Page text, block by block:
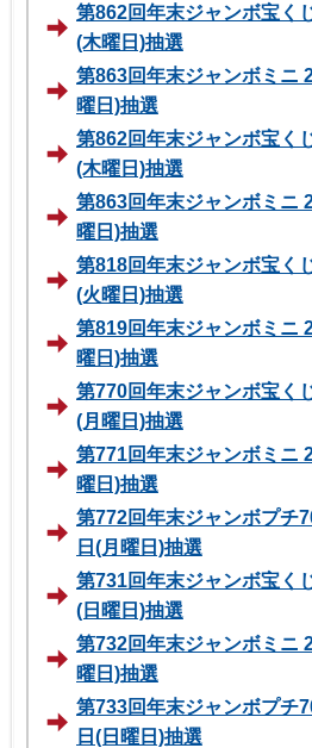
第862回年末ジャンボ宝く
(木曜日)抽選
第863回年末ジャンボミニ
曜日)抽選
第862回年末ジャンボ宝く
(木曜日)抽選
第863回年末ジャンボミニ
曜日)抽選
第818回年末ジャンボ宝く
(火曜日)抽選
第819回年末ジャンボミニ
曜日)抽選
第770回年末ジャンボ宝く
(月曜日)抽選
第771回年末ジャンボミニ
曜日)抽選
第772回年末ジャンボプチ
日(月曜日)抽選
第731回年末ジャンボ宝く
(日曜日)抽選
第732回年末ジャンボミニ
曜日)抽選
第733回年末ジャンボプチ
日(日曜日)抽選